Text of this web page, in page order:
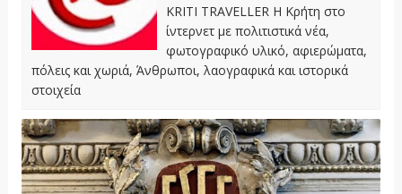
KRITI TRAVELLER Η Κρήτη στο
ίντερνετ με πολιτιστικά νέα,
φωτογραφικό υλικό, αφιερώματα,
πόλεις και χωριά, Άνθρωποι, λαογραφικά και ιστορικά
στοιχεία